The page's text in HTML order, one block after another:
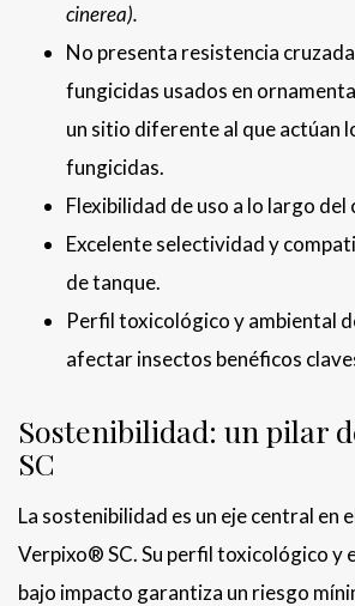
cinerea).
No presenta resistencia
fungicidas usados en
un sitio diferente al que actúan
fungicidas.
Flexibilidad de uso a lo largo
Excelente selectividad y
de tanque.
Perfil toxicológico y ambiental
afectar insectos benéficos
Sostenibilidad: un pilar
SC
La sostenibilidad es un eje central en
Verpixo® SC. Su perfil toxicológico y
bajo impacto garantiza un riesgo